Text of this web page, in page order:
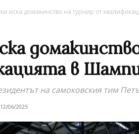
иска домакинство на турнир от
в
на самоковския тим
12/06/2025